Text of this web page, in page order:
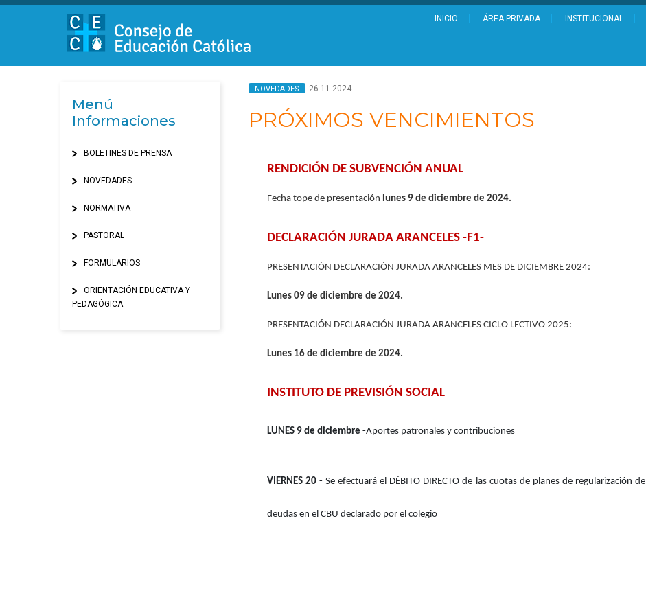
INICIO ÁREA PRIVADA INSTITUCIONAL
Menú
Informaciones
BOLETINES DE PRENSA
NOVEDADES
NORMATIVA
PASTORAL
FORMULARIOS
ORIENTACIÓN EDUCATIVA Y
PEDAGÓGICA
NOVEDADES 26-11-2024
PRÓXIMOS VENCIMIENTOS
RENDICIÓN DE SUBVENCIÓN ANUAL
Fecha tope de presentación lunes 9 de diciembre de 2024.
DECLARACIÓN JURADA ARANCELES -F1-
PRESENTACIÓN DECLARACIÓN JURADA ARANCELES MES DE DICIEMBRE 2024:
Lunes 09 de diciembre de 2024.
PRESENTACIÓN DECLARACIÓN JURADA ARANCELES CICLO LECTIVO 2025:
Lunes 16 de diciembre de 2024.
INSTITUTO DE PREVISIÓN SOCIAL
LUNES 9 de diciembre -Aportes patronales y contribuciones
VIERNES 20 -Se efectuará el DÉBITO DIRECTO de las cuotas de planes de regularización de
deudas en el CBU declarado por el colegio